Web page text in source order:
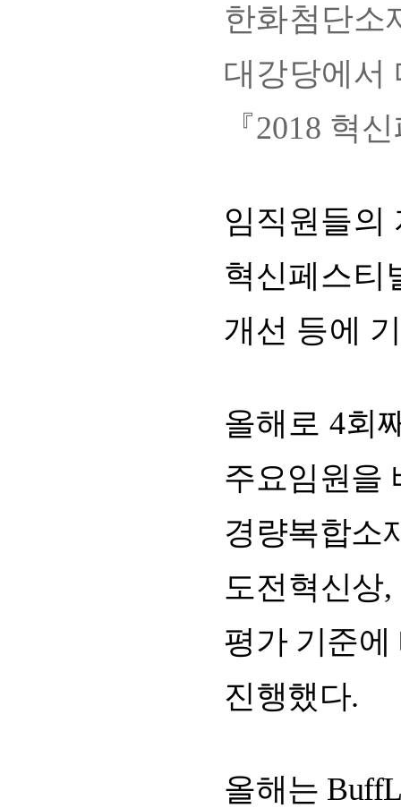
한화첨단소
대강당에서
『2018 혁
임직원들의
혁신페스티
개선 등에
올해로 4회
주요임원을
경량복합소
도전혁신상,
평가 기준에
진행했다.
올해는